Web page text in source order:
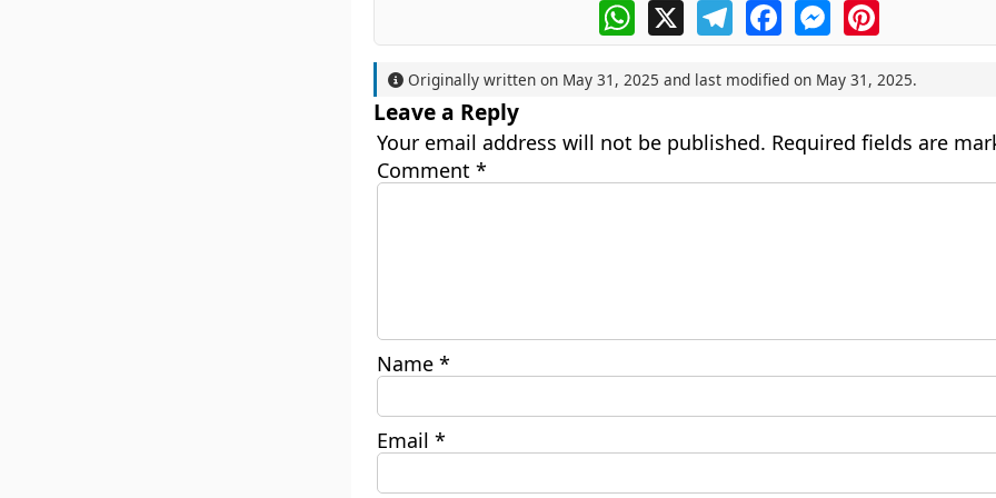
WhatsApp
X TelegramFacebookMessengerPinterest
Originally written on May 31, 2025 and last modified on May 31, 2025.
Leave a Reply
Your email address will not be published. Required fields are
Comment *
Name *
Email *